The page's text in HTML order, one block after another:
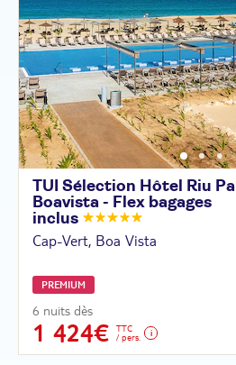
TUI Sélection Hôtel Riu
Boavista - Flex bagages
inclus
Cap-Vert, Boa Vista
PREMIUM
6 nuits dès
1 424€
TTC
/ pers.